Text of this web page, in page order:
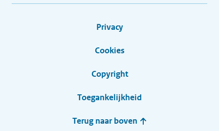
Privacy
Cookies
Copyright
Toegankelijkheid
Terug naar boven